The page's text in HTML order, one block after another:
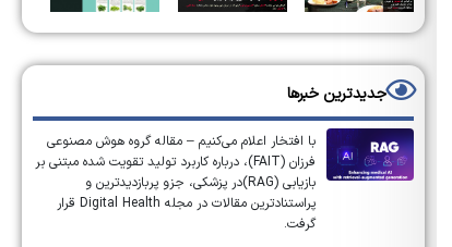
جدیدترین خبرها
با افتخار اعلام می‌کنیم – مقاله گروه هوش مصنوعی
فرزان (FAIT)، درباره کاربرد تولید تقویت شده مبتنی بر
بازیابی (RAG)در پزشکی، جزو پربازدیدترین و
پراستنادترین مقالات در مجله Digital Health قرار
گرفت.